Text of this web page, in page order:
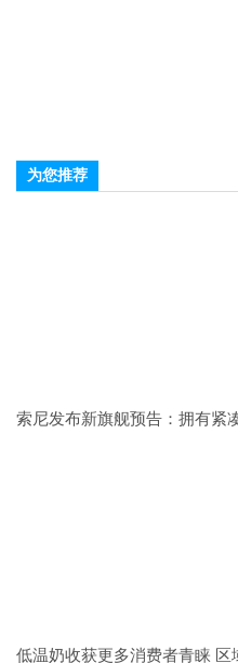
为您推荐
索尼发布新旗舰预告：拥有紧
低温奶收获更多消费者青睐 区